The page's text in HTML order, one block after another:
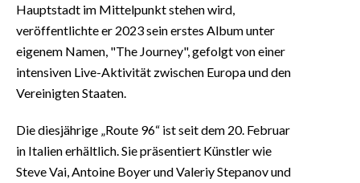
Hauptstadt im Mittelpunkt stehen wird,
veröffentlichte er 2023 sein erstes Album unter
eigenem Namen, "The Journey", gefolgt von einer
intensiven Live-Aktivität zwischen Europa und den
Vereinigten Staaten.
Die diesjährige „Route 96“ ist seit dem 20. Februar
in Italien erhältlich. Sie präsentiert Künstler wie
Steve Vai, Antoine Boyer und Valeriy Stepanov und